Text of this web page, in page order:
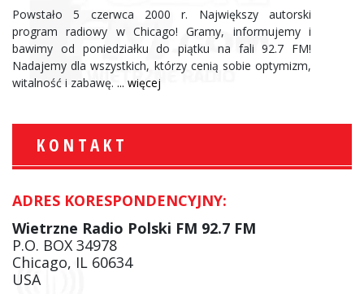
Powstało 5 czerwca 2000 r. Największy autorski
program radiowy w Chicago! Gramy, informujemy i
bawimy od poniedziałku do piątku na fali 92.7 FM!
Nadajemy dla wszystkich, którzy cenią sobie optymizm,
witalność i zabawę. ... więcej
KONTAKT
ADRES KORESPONDENCYJNY:
Wietrzne Radio Polski FM 92.7 FM
P.O. BOX 34978
Chicago, IL 60634
USA